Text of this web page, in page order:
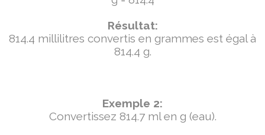
Résultat:
814.4 millilitres convertis en grammes est égal à
814.4 g.
Exemple 2:
Convertissez 814.7 ml en g (eau).